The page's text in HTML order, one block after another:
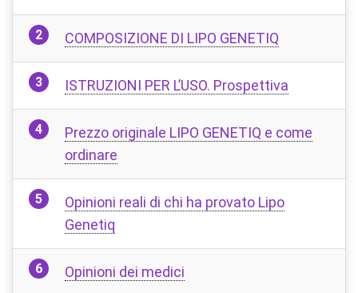
COMPOSIZIONE DI LIPO GENETIQ
ISTRUZIONI PER L’USO. Prospettiva
Prezzo originale LIPO GENETIQ e come
ordinare
Opinioni reali di chi ha provato Lipo
Genetiq
Opinioni dei medici